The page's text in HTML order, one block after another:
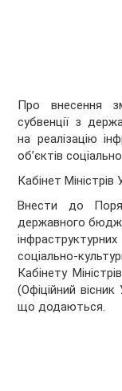
Про внесення
субвенції з
на реалізацію
об’єктів
Кабінет Міністрів
Внести до
державного
соціально-
Кабінету
(Офіційний
що додаються.